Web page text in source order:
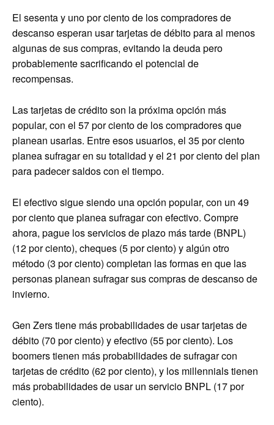
El sesenta y uno por ciento de los compradores de
descanso esperan usar tarjetas de débito para al menos
algunas de sus compras, evitando la deuda pero
probablemente sacrificando el potencial de
recompensas.
Las tarjetas de crédito son la próxima opción más
popular, con el 57 por ciento de los compradores que
planean usarlas. Entre esos usuarios, el 35 por ciento
planea sufragar en su totalidad y el 21 por ciento del plan
para padecer saldos con el tiempo.
El efectivo sigue siendo una opción popular, con un 49
por ciento que planea sufragar con efectivo. Compre
ahora, pague los servicios de plazo más tarde (BNPL)
(12 por ciento), cheques (5 por ciento) y algún otro
método (3 por ciento) completan las formas en que las
personas planean sufragar sus compras de descanso de
invierno.
Gen Zers tiene más probabilidades de usar tarjetas de
débito (70 por ciento) y efectivo (55 por ciento). Los
boomers tienen más probabilidades de sufragar con
tarjetas de crédito (62 por ciento), y los millennials tienen
más probabilidades de usar un servicio BNPL (17 por
ciento).